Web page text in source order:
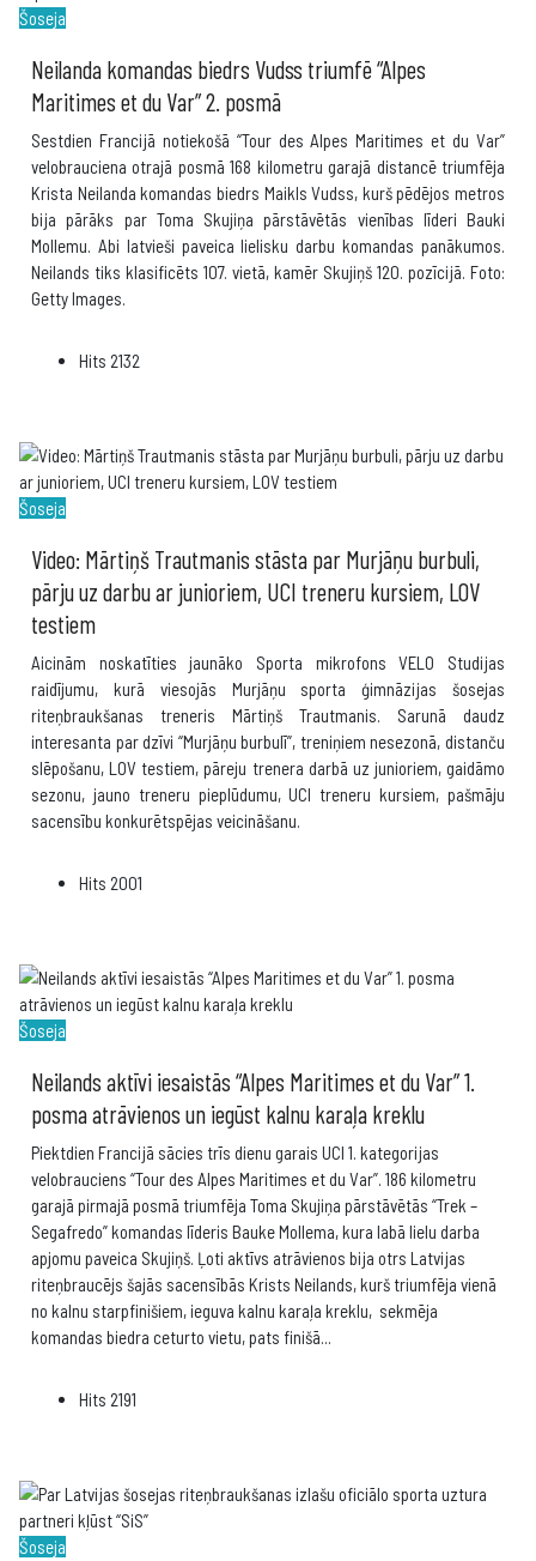
Šoseja
Neilanda komandas biedrs Vudss triumfē “Alpes
Maritimes et du Var” 2. posmā
Sestdien Francijā notiekošā “Tour des Alpes Maritimes et du Var”
velobrauciena otrajā posmā 168 kilometru garajā distancē triumfēja
Krista Neilanda komandas biedrs Maikls Vudss, kurš pēdējos metros
bija pārāks par Toma Skujiņa pārstāvētās vienības līderi Bauki
Mollemu. Abi latvieši paveica lielisku darbu komandas panākumos.
Neilands tiks klasificēts 107. vietā, kamēr Skujiņš 120. pozīcijā. Foto:
Getty Images.
Hits 2132
Šoseja
Video: Mārtiņš Trautmanis stāsta par Murjāņu burbuli,
pārju uz darbu ar junioriem, UCI treneru kursiem, LOV
testiem
Aicinām noskatīties jaunāko Sporta mikrofons VELO Studijas
raidījumu, kurā viesojās Murjāņu sporta ģimnāzijas šosejas
riteņbraukšanas treneris Mārtiņš Trautmanis. Sarunā daudz
interesanta par dzīvi “Murjāņu burbulī”, treniņiem nesezonā, distanču
slēpošanu, LOV testiem, pāreju trenera darbā uz junioriem, gaidāmo
sezonu, jauno treneru pieplūdumu, UCI treneru kursiem, pašmāju
sacensību konkurētspējas veicināšanu.
Hits 2001
Šoseja
Neilands aktīvi iesaistās “Alpes Maritimes et du Var” 1.
posma atrāvienos un iegūst kalnu karaļa kreklu
Piektdien Francijā sācies trīs dienu garais UCI 1. kategorijas
velobrauciens “Tour des Alpes Maritimes et du Var”. 186 kilometru
garajā pirmajā posmā triumfēja Toma Skujiņa pārstāvētās “Trek –
Segafredo” komandas līderis Bauke Mollema, kura labā lielu darba
apjomu paveica Skujiņš. Ļoti aktīvs atrāvienos bija otrs Latvijas
riteņbraucējs šajās sacensībās Krists Neilands, kurš triumfēja vienā
no kalnu starpfinišiem, ieguva kalnu karaļa kreklu, sekmēja
komandas biedra ceturto vietu, pats finišā...
Hits 2191
Šoseja